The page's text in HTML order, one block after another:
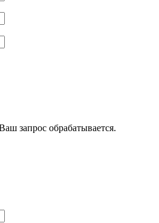
запрос обрабатывается.